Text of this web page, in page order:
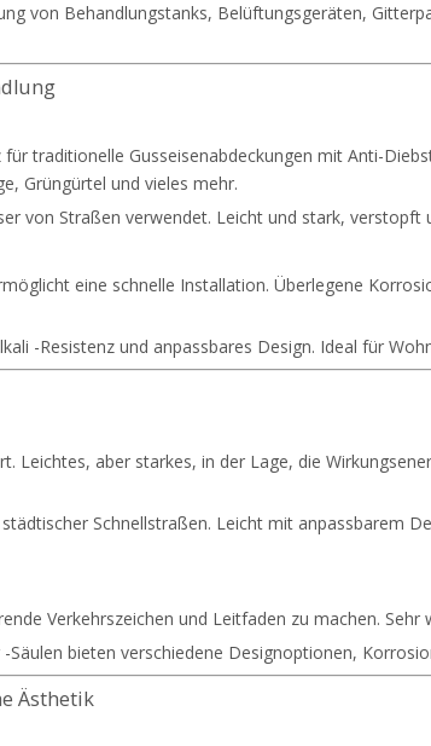
von Behandlungstanks, Belüftungsgeräten,
für traditionelle Gusseisenabdeckungen mit Anti-
Grüngürtel und vieles mehr.
von Straßen verwendet. Leicht und stark, verstopft
eine schnelle Installation. Überlegene
-Resistenz und anpassbares Design. Ideal für
Leichtes, aber starkes, in der Lage, die
Schnellstraßen. Leicht mit anpassbarem
Verkehrszeichen und Leitfaden zu machen.
-Säulen bieten verschiedene Designoptionen,
Ästhetik